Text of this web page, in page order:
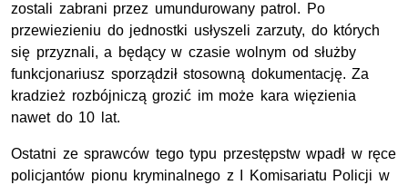
zostali zabrani przez umundurowany patrol. Po
przewiezieniu do jednostki usłyszeli zarzuty, do których
się przyznali, a będący w czasie wolnym od służby
funkcjonariusz sporządził stosowną dokumentację. Za
kradzież rozbójniczą grozić im może kara więzienia
nawet do 10 lat.
Ostatni ze sprawców tego typu przestępstw wpadł w ręce
policjantów pionu kryminalnego z I Komisariatu Policji w